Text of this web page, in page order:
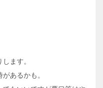
ます。
あるかも。